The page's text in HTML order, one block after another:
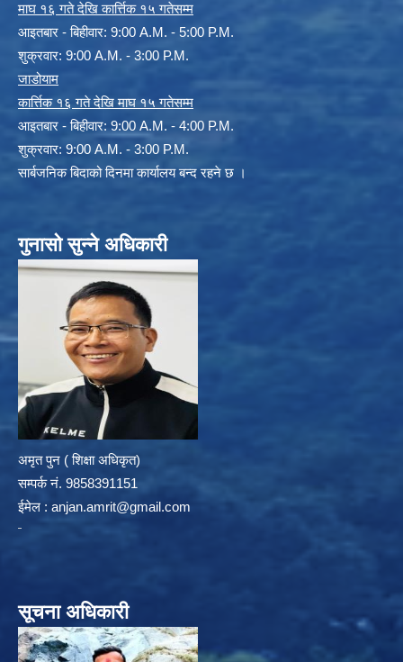
माघ १६ गते देखि कार्त्तिक १५ गतेसम्म
आइतबार - बिहीवार: 9:00 A.M. - 5:00 P.M.
शुक्रवार: 9:00 A.M. - 3:00 P.M.
जाडोयाम
कार्त्तिक १६ गते देखि माघ १५ गतेसम्म
आइतबार - बिहीवार: 9:00 A.M. - 4:00 P.M.
शुक्रवार: 9:00 A.M. - 3:00 P.M.
सार्बजनिक बिदाको दिनमा कार्यालय बन्द रहने छ ।
गुनासो सुन्ने अधिकारी
अमृत पुन ( शिक्षा अधिकृत)
सम्पर्क न‌ं. 9858391151
ईमेल : anjan.amrit@gmail.com
सूचना अधिकारी